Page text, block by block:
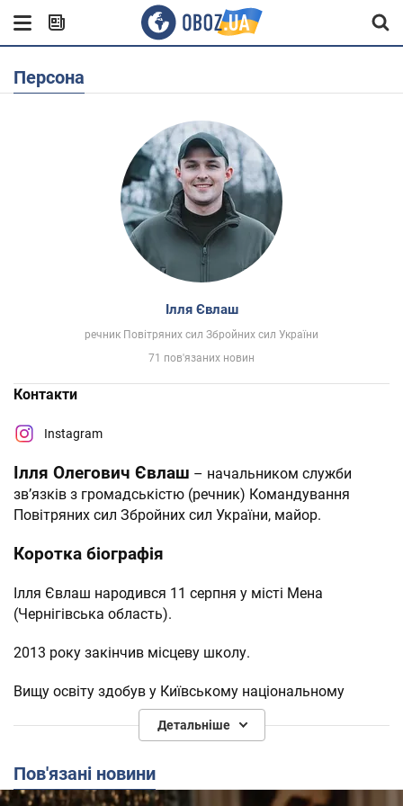
Персона
Ілля Євлаш
речник Повітряних сил Збройних сил України
71 пов'язаних новин
Контакти
Instagram
Ілля Олегович Євлаш – начальником служби
звʼязків з громадськістю (речник) Командування
Повітряних сил Збройних сил України, майор.
Коротка біографія
Ілля Євлаш народився 11 серпня у місті Мена
(Чернігівська область).
2013 року закінчив місцеву школу.
Вищу освіту здобув у Київському національному
торговельно-економічному університеті, де вивчав
рекламу та public relations, а також у Національній
2019 року закінчив Могилянську школу журналістики.
Детальніше
Пов'язані новини